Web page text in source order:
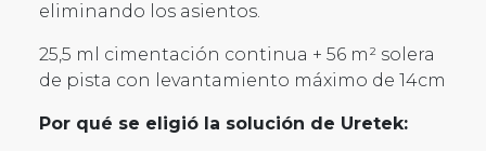
eliminando los asientos.
25,5 ml cimentación continua + 56 m² solera
de pista con levantamiento máximo de 14cm
Por qué se eligió la solución de Uretek: